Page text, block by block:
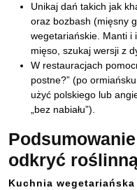
Unikaj dań takich jak
oraz bozbash (mięsny
wegetariańskie. Manti i
mięso, szukaj wersji z
W restauracjach
postne?” (po
użyć polskiego lub
„bez nabiału”).
odkryć
Kuchnia wegetariańska